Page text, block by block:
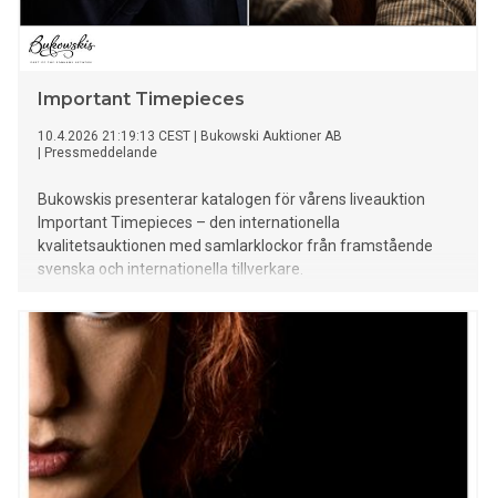
Important Timepieces
10.4.2026 21:19:13 CEST
Bukowski Auktioner AB
Pressmeddelande
Bukowskis presenterar katalogen för vårens liveauktion
Important Timepieces – den internationella
kvalitetsauktionen med samlarklockor från framstående
svenska och internationella tillverkare.